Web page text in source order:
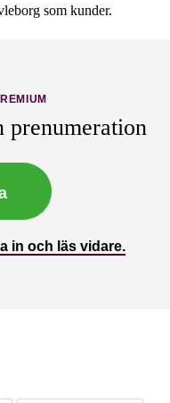
som kunder.
prenumeration
in och läs vidare.